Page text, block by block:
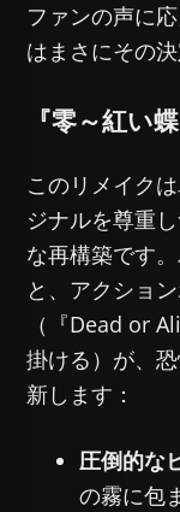
ファンの声に
はまさにその
『零～紅い
このリメイク
ジナルを尊重
な再構築です
と、アクショ
（『Dead or
掛ける）が、
新します：
圧倒的な
の霧に包